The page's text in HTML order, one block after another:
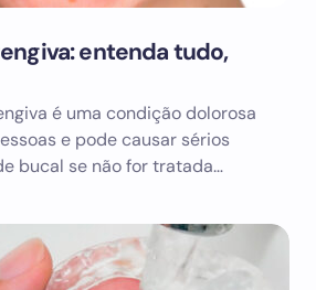
entenda tudo,
é uma condição dolorosa
e pode causar sérios
bucal se não for tratada…